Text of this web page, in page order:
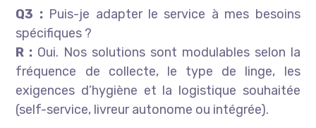
Q3 :Puis-je adapter le service à mes besoins
spécifiques ?
R : Oui. Nos solutions sont modulables selon la
fréquence de collecte, le type de linge, les
exigences d’hygiène et la logistique souhaitée
(self-service, livreur autonome ou intégrée).